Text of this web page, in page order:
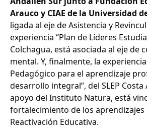
Arauco y CIAE de la Universidad
ligada al eje de Asistencia y
experiencia “Plan de Líderes
Colchagua, está asociada al eje de
mental. Y, finalmente, la
Pedagógico para el aprendizaje
desarrollo integral”, del SLEP
apoyo del Instituto Natura, está
fortalecimiento de los aprendizajes
Reactivación Educativa.